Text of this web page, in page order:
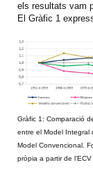
els resultats vam
El Gràfic 1
Gràfic 1: Comparació
entre el Model Integral
Model Convencional.
pròpia a partir de l’ECV